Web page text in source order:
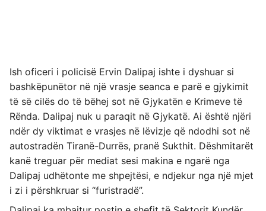
Ish oficeri i policisë Ervin Dalipaj ishte i dyshuar si
bashkëpunëtor në një vrasje seanca e parë e gjykimit
të së cilës do të bëhej sot në Gjykatën e Krimeve të
Rënda. Dalipaj nuk u paraqit në Gjykatë. Ai është njëri
ndër dy viktimat e vrasjes në lëvizje që ndodhi sot në
autostradën Tiranë-Durrës, pranë Sukthit. Dëshmitarët
kanë treguar për mediat sesi makina e ngarë nga
Dalipaj udhëtonte me shpejtësi, e ndjekur nga një mjet
i zi i përshkruar si “furistradë”.